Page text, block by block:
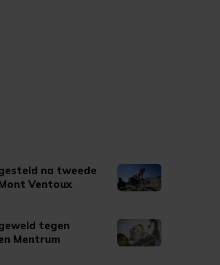
na tweede
Ventoux
tegen
Mentrum